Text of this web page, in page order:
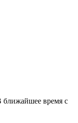
ближайшее время с